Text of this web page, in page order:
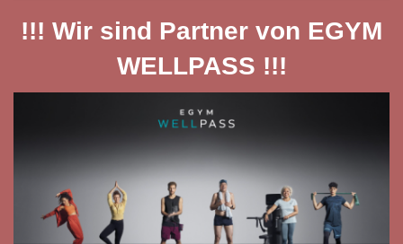
!!! Wir sind Partner von EGYM
WELLPASS !!!